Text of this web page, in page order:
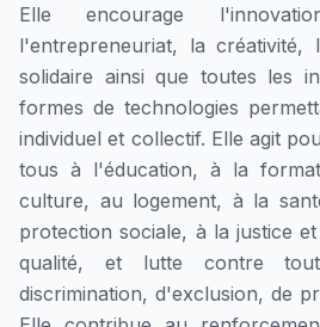
Elle encourage
l'entrepreneuriat, la créativité,
solidaire ainsi que toutes les
formes de technologies
individuel et collectif. Elle agit
tous à l'éducation, à la
culture, au logement, à la
protection sociale, à la justice
qualité, et lutte contre
discrimination, d'exclusion, de